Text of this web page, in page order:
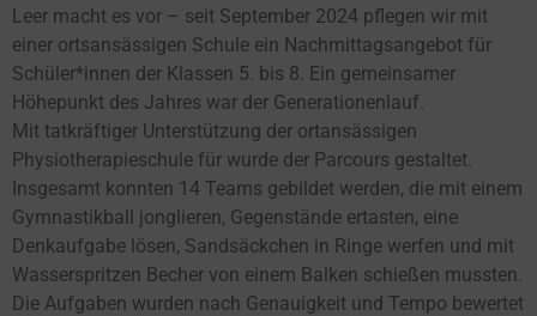
Leer macht es vor – seit September 2024 pflegen wir mit
einer ortsansässigen Schule ein Nachmittagsangebot für
Schüler*innen der Klassen 5. bis 8. Ein gemeinsamer
Höhepunkt des Jahres war der Generationenlauf.
Mit tatkräftiger Unterstützung der ortansässigen
Physiotherapieschule für wurde der Parcours gestaltet.
Insgesamt konnten 14 Teams gebildet werden, die mit einem
Gymnastikball jonglieren, Gegenstände ertasten, eine
Denkaufgabe lösen, Sandsäckchen in Ringe werfen und mit
Wasserspritzen Becher von einem Balken schießen mussten.
Die Aufgaben wurden nach Genauigkeit und Tempo bewertet